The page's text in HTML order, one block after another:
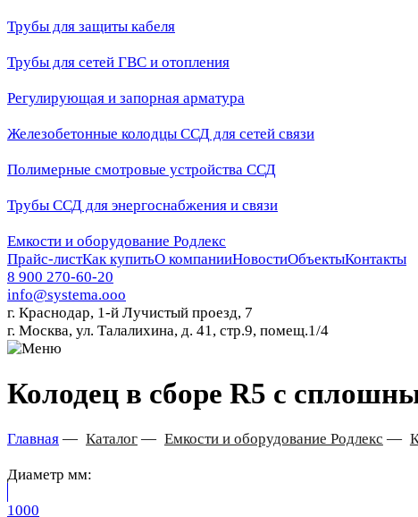
Трубы для защиты кабеля
Трубы для сетей ГВС и отопления
Регулирующая и запорная арматура
Железобетонные колодцы ССД для сетей связи
Полимерные смотровые устройства ССД
Трубы ССД для энергоснабжения и связи
Емкости и оборудование Родлекс
Прайс-листКак купитьО компанииНовостиОбъектыКонтакты
8 900 270-60-20
info@systema.ooo
г. Краснодар, 1-й Лучистый проезд, 7
г. Москва, ул. Талалихина, д. 41, стр.9, помещ.1/4
Колодец в сборе R5 с
Главная — Каталог— Емкости и оборудование Родлекс —
Диаметр мм:
1000